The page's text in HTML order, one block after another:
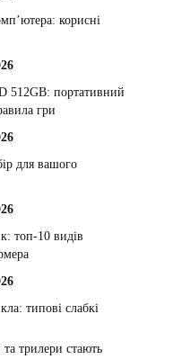
корисні
512GB: портативний
гри
для вашого
топ-10 видів
типові слабкі
трилери стають